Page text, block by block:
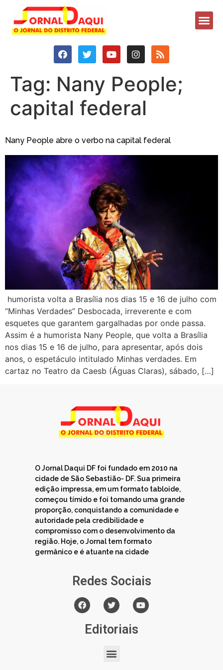
Tag: Nany People;
capital federal
Nany People abre o verbo na capital federal
humorista volta a Brasília nos dias 15 e 16 de julho com
“Minhas Verdades” Desbocada, irreverente e com
esquetes que garantem gargalhadas por onde passa.
Assim é a humorista Nany People, que volta a Brasília
nos dias 15 e 16 de julho, para apresentar, após dois
anos, o espetáculo intitulado Minhas verdades. Em
cartaz no Teatro da Caesb (Águas Claras), sábado, […]
O Jornal Daqui DF foi fundado em 2010 na
cidade de São Sebastião- DF. Sua primeira
edição impressa, em um formato tabloide,
começou tímido e foi tomando uma grande
proporção, conquistando a comunidade e
autoridade pela credibilidade e
compromisso com o desenvolvimento da
região. Hoje, o Jornal tem formato
germânico e é atuante na cidade
Redes Sociais
Editoriais